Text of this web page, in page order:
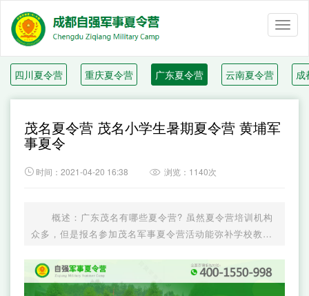
四川夏令营 重庆夏令营 广东夏令营 云南夏令营 成
茂名夏令营 茂名小学生暑期夏令营 黄埔军
事夏令
 时间：2021-04-20 16:38  浏览：1140次
概述：广东茂名有哪些夏令营? 虽然夏令营培训机构
众多，但是报名参加茂名军事夏令营活动能弥补学校教育
毅、具有良好的情绪调节能力。